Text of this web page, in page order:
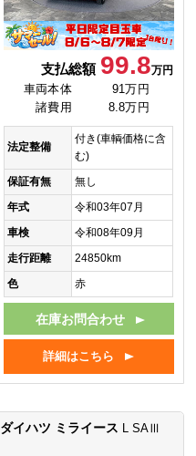
支払総額 99.8万円
車両本体
91万円
諸費用
8.8万円
法定整備
付き(車輌価格に含
む)
保証有無
無し
年式
令和03年07月
車検
令和08年09月
走行距離
24850km
色
赤
在庫お問合わせ
詳細はこちら
ダイハツ ミライース L SAⅢ